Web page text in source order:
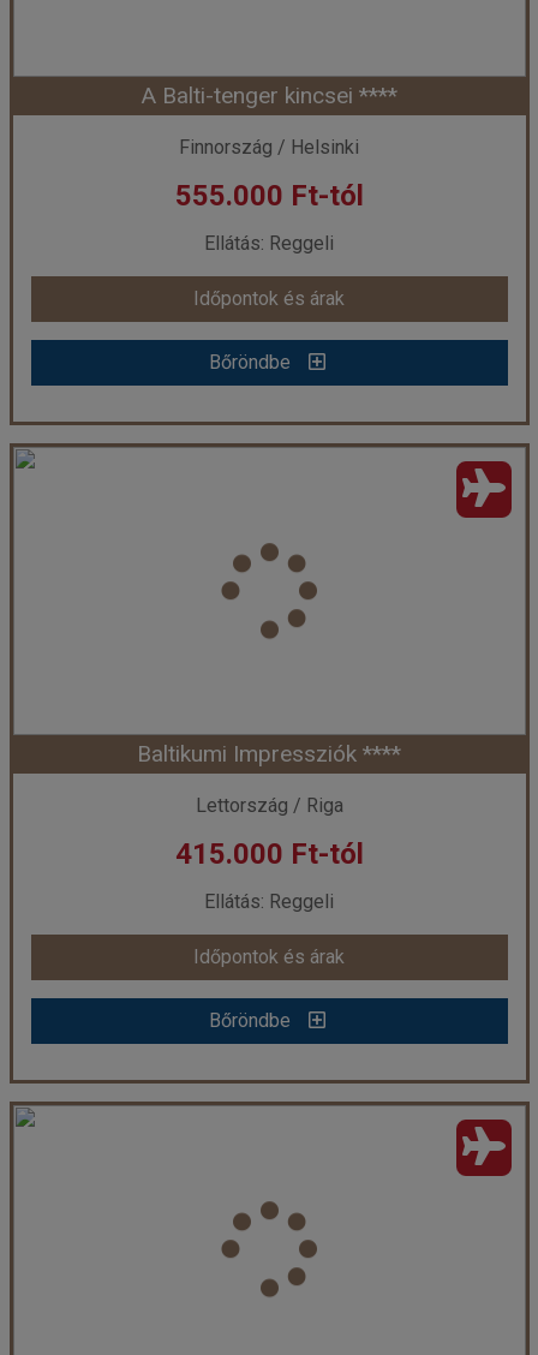
A Balti-tenger kincsei ****
Finnország / Helsinki
555.000 Ft-tól
Ellátás: Reggeli
Időpontok és árak
Bőröndbe
A Balti-tenger kincsei ****
Város:Helsinki
Utazás módja:
Repülővel
Ellátás:
Reggeli
Szálláskategória:Hotel ****
Kétágyas (franciaágyas) szoba
Időpont: 2026-09-08 | 5 éj
már 555.000 Ft-tól
Időpontok és árak
Bőröndbe
Baltikumi Impressziók ****
Lettország / Riga
415.000 Ft-tól
Ellátás: Reggeli
Időpontok és árak
Bőröndbe
Baltikumi Impressziók ****
Város:Riga
Utazás módja:
Repülővel
Ellátás:
Reggeli
Szálláskategória:Hotel ****
Kétágyas (franciaágyas) szoba